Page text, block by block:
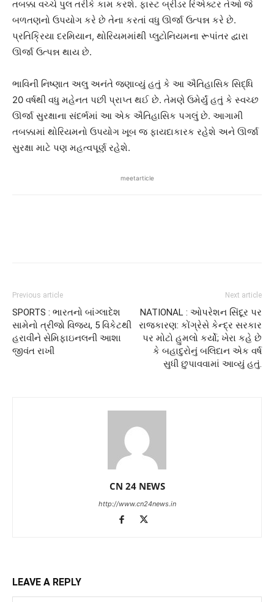
તબક્કા વચ્ચે પુલ તરીકે કામ કરશે. ફાસ્ટ બ્રીડર રિએક્ટર તેઓ જે
બળતણનો ઉપયોગ કરે છે તેના કરતાં વધુ ઊર્જા ઉત્પન્ન કરે છે.
પ્રતિક્રિયા દરમિયાન, થોરિયમમાંથી પ્લુટોનિયમના રૂપાંતર દ્વારા
ઊર્જા ઉત્પન્ન થાય છે.
ભાવિની નિષ્ણાત અલુ અનંતે જણાવ્યું હતું કે આ ઐતિહાસિક સિદ્ધિ
20 વર્ષથી વધુ મહેનત પછી પ્રાપ્ત થઈ છે. તેમણે ઉમેર્યું હતું કે સ્વચ્છ
ઊર્જા સુરક્ષાના સંદર્ભમાં આ એક ઐતિહાસિક પગલું છે. આગામી
તબક્કામાં થોરિયમનો ઉપયોગ ખૂબ જ ફાયદાકારક રહેશે અને ઊર્જા
સુરક્ષા માટે પણ મહત્વપૂર્ણ રહેશે.
meetarticle
Previous article
SPORTS : ભારતનો બાંગ્લાદેશ
સામેનો ત્રીજો વિજય, 5 વિકેટથી
હરાવીને સેમિફાઇનલની આશા
જીવંત રાખી
Next article
NATIONAL : ઓપરેશન સિંદૂર પર
રાજકારણ: કોંગ્રેસે કેન્દ્ર સરકાર
પર મોટો હુમલો કર્યો; ખેરા કહે છે
કે બહાદુરોનું બલિદાન એક વર્ષ
સુધી છુપાવવામાં આવ્યું હતું.
CN 24 NEWS
http://www.cn24news.in
LEAVE A REPLY